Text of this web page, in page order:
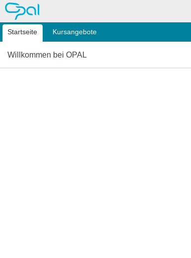
OPAL
Startseite Kursangebote
Willkommen bei OPAL